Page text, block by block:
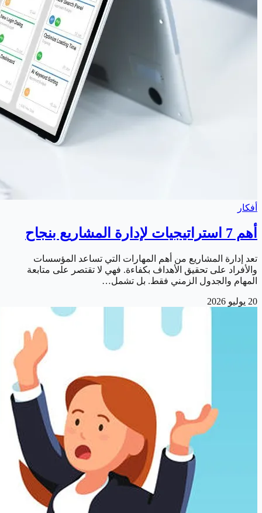
أفكار
أهم 7 استراتيجيات لإدارة المشاريع بنجاح
تعد إدارة المشاريع من أهم المهارات التي تساعد المؤسسات
والأفراد على تحقيق الأهداف بكفاءة. فهي لا تقتصر على متابعة
المهام والجدول الزمني فقط. بل تشمل…
20 يوليو 2026